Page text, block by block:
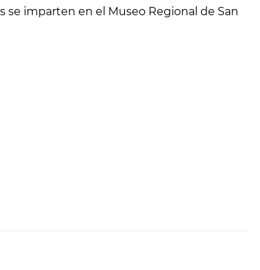
se imparten en el Museo Regional de San